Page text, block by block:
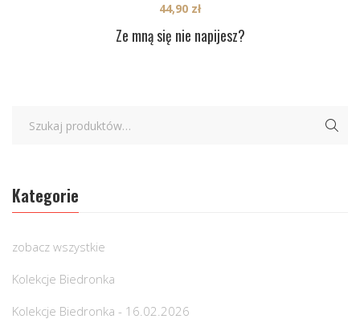
Ze mną się nie napijesz?
44,90 zł
Kategorie
zobacz wszystkie
Kolekcje Biedronka
Kolekcje Biedronka - 16.02.2026